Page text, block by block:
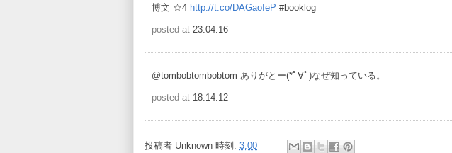
博文 ☆4 http://t.co/DAGaoIeP #booklog
posted at 23:04:16
@tombobtombobtom ありがとー(*ﾟ∀ﾟ)なぜ知っている。
posted at 18:14:12
投稿者 Unknown 時刻: 3:00